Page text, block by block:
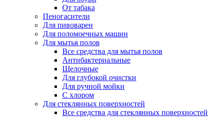
От табака
Пеногасители
Для пивоварен
Для поломоечных машин
Для мытья полов
Все средства для мытья полов
Антибактериальные
Щелочные
Для глубокой очистки
Для ручной мойки
С хлором
Для стеклянных поверхностей
Все средства для стеклянных поверхностей